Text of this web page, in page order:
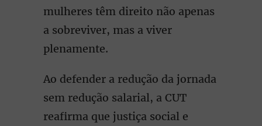
mulheres têm direito não apenas
a sobreviver, mas a viver
plenamente.
Ao defender a redução da jornada
sem redução salarial, a CUT
reafirma que justiça social e